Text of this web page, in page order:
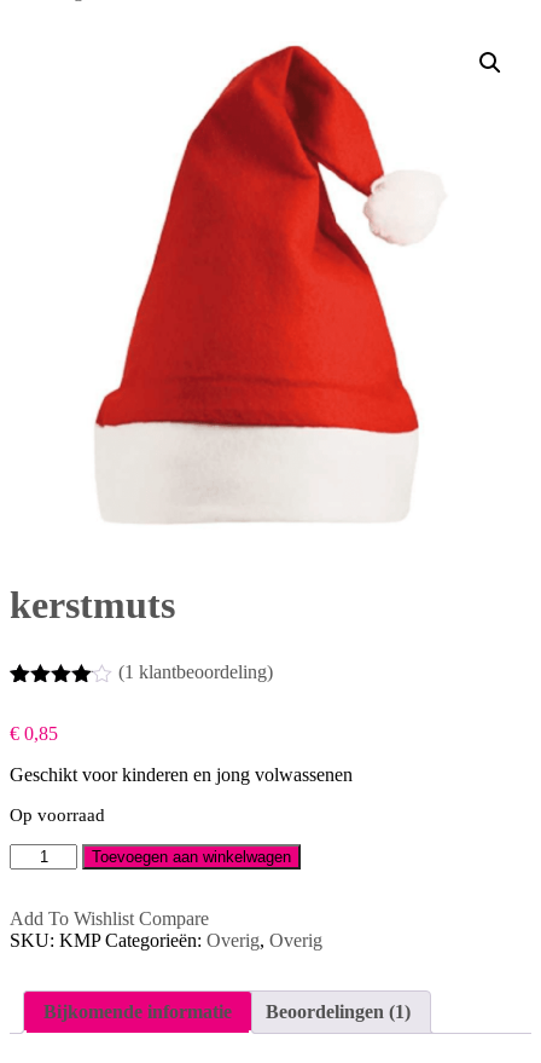
kerstmuts
gebaseerd
klantbeoordeling
(1 klantbeoordeling)
€ 0,85
Geschikt voor kinderen en jong volwassenen
Op voorraad
kerstmuts
aantal
Toevoegen aan winkelwagen
Add To Wishlist Compare
SKU: KMP Categorieën: Overig, Overig
Bijkomende informatie Beoordelingen (1)